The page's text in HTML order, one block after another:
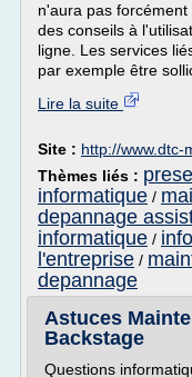
n'aura pas
des conseils à
ligne. Les services
par exemple être
Lire la suite
Site : http://www.dtc-
Thèmes liés :
informatique /
depannage
informatique /
l'entreprise /
depannage
Astuces
Backstage
Questions